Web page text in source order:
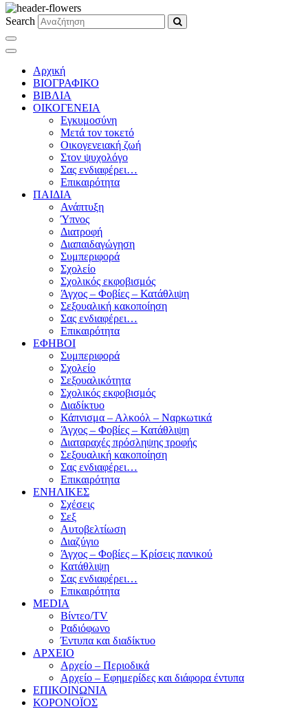
Search
Αρχική
ΒΙΟΓΡΑΦΙΚΟ
ΒΙΒΛΙΑ
ΟΙΚΟΓΕΝΕΙΑ
Εγκυμοσύνη
Μετά τον τοκετό
Οικογενειακή ζωή
Στον ψυχολόγο
Σας ενδιαφέρει…
Επικαιρότητα
ΠΑΙΔΙΑ
Ανάπτυξη
Ύπνος
Διατροφή
Διαπαιδαγώγηση
Συμπεριφορά
Σχολείο
Σχολικός εκφοβισμός
Άγχος – Φοβίες – Κατάθλιψη
Σεξουαλική κακοποίηση
Σας ενδιαφέρει…
Επικαιρότητα
ΕΦΗΒΟΙ
Συμπεριφορά
Σχολείο
Σεξουαλικότητα
Σχολικός εκφοβισμός
Διαδίκτυο
Κάπνισμα – Αλκοόλ – Ναρκωτικά
Άγχος – Φοβίες – Κατάθλιψη
Διαταραχές πρόσληψης τροφής
Σεξουαλική κακοποίηση
Σας ενδιαφέρει…
Επικαιρότητα
ΕΝΗΛΙΚΕΣ
Σχέσεις
Σεξ
Αυτοβελτίωση
Διαζύγιο
Άγχος – Φοβίες – Κρίσεις πανικού
Κατάθλιψη
Σας ενδιαφέρει…
Επικαιρότητα
MEDIA
Βίντεο/TV
Ραδιόφωνο
Έντυπα και διαδίκτυο
ΑΡΧΕΙΟ
Αρχείο – Περιοδικά
Αρχείο – Εφημερίδες και διάφορα έντυπα
ΕΠΙΚΟΙΝΩΝΙΑ
ΚΟΡΟΝΟΪΟΣ